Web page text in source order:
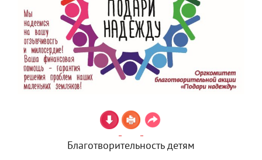
Благотворительность детям